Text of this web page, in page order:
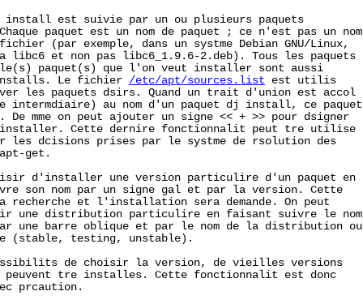
install est suivie par un ou plusieurs paquets
paquet est un nom de paquet ; ce n'est pas un nom
(par exemple, dans un systme Debian GNU/Linux,
libc6 et non pas libc6_1.9.6-2.deb). Tous les paquets
paquet(s) que l'on veut installer sont aussi
Le fichier
/etc/apt/sources.list est utilis
les paquets dsirs. Quand un trait d'union est accol
intermdiaire) au nom d'un paquet dj install, ce paquet
De mme on peut ajouter un signe << + >> pour dsigner
Cette dernire fonctionnalit peut tre utilise
les dcisions prises par le systme de rsolution des
get.
d'installer une version particulire d'un paquet en
son nom par un signe gal et par la version. Cette
recherche et l'installation sera demande. On peut
une distribution particulire en faisant suivre le nom
une barre oblique et par le nom de la distribution ou
(stable, testing, unstable).
de choisir la version, de vieilles versions
peuvent tre installes. Cette fonctionnalit est donc
prcaution.